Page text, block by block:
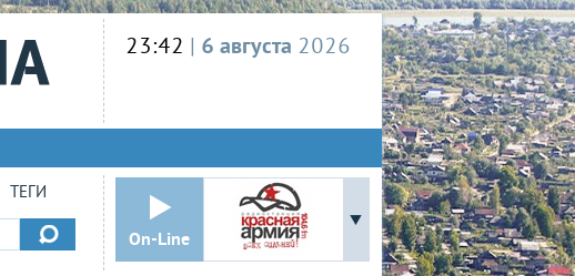
23:42 | 6 августа 2026
ТЕГИ
On-Line